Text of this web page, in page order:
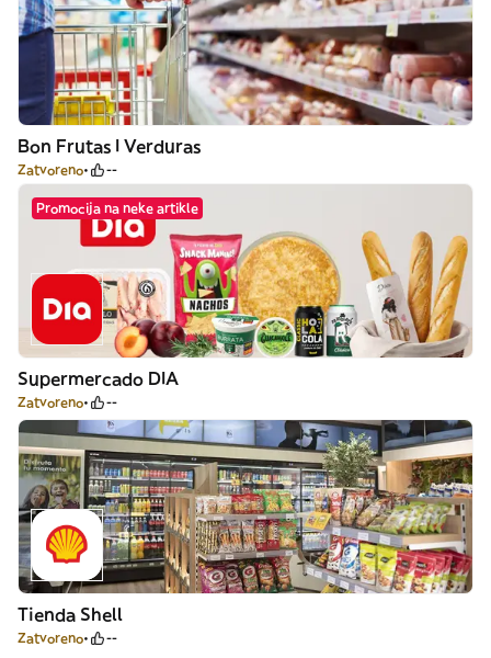
Bon Frutas I Verduras
Zatvoreno --
Promocija na neke artikle
Supermercado DIA
Zatvoreno --
Tienda Shell
Zatvoreno --